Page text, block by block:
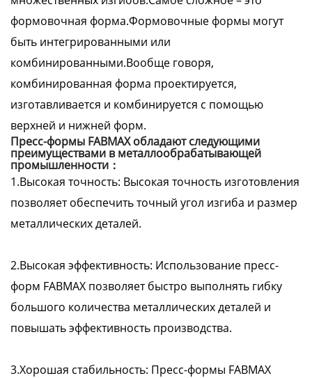
формовочная форма.Формовочные формы могут
быть интегрированными или
комбинированными.Вообще говоря,
комбинированная форма проектируется,
изготавливается и комбинируется с помощью
верхней и нижней форм.
Пресс-формы FABMAX обладают следующими
преимуществами в металлообрабатывающей
промышленности：
1.Высокая точность: Высокая точность изготовления
позволяет обеспечить точный угол изгиба и размер
металлических деталей.
2.Высокая эффективность: Использование пресс-
форм FABMAX позволяет быстро выполнять гибку
большого количества металлических деталей и
повышать эффективность производства.
3.Хорошая стабильность: Пресс-формы FABMAX